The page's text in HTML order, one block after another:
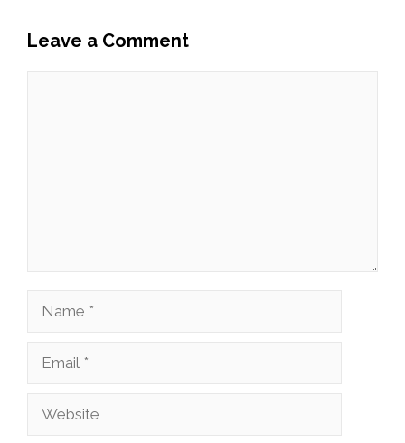
Leave a Comment
Name
Email
Website